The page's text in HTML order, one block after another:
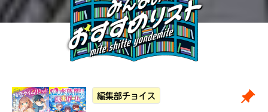
編集部チョイス